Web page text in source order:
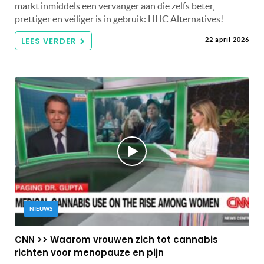
markt inmiddels een vervanger aan die zelfs beter,
prettiger en veiliger is in gebruik: HHC Alternatives!
LEES VERDER 22 april 2026
NIEUWS
CNN >> Waarom vrouwen zich tot cannabis
richten voor menopauze en pijn